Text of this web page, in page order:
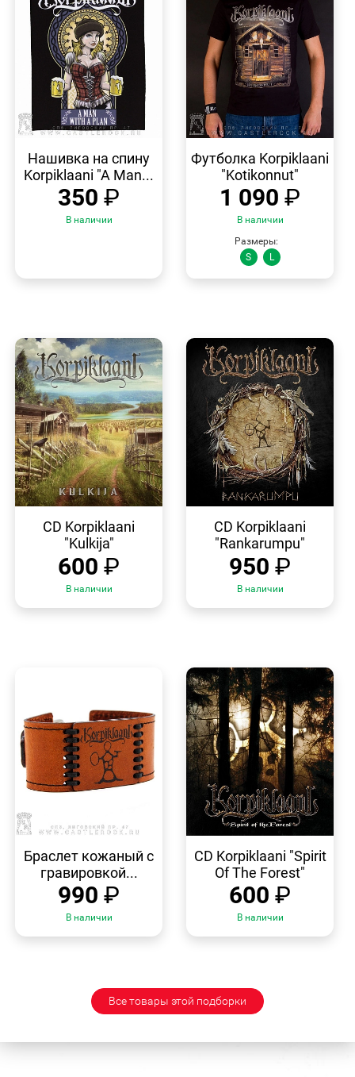
Нашивка на спину
Korpiklaani "A Man...
350 ₽
В наличии
ПРОСМОТР
Футболка Korpiklaani
"Kotikonnut"
1 090 ₽
В наличии
Размеры:
S
L
ПРОСМОТР
CD Korpiklaani
"Kulkija"
600 ₽
В наличии
ПРОСМОТР
CD Korpiklaani
"Rankarumpu"
950 ₽
В наличии
ПРОСМОТР
Браслет кожаный с
гравировкой...
990 ₽
В наличии
ПРОСМОТР
CD Korpiklaani "Spirit
Of The Forest"
600 ₽
В наличии
Все товары этой подборки